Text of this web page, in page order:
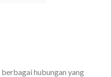
hubungan yang